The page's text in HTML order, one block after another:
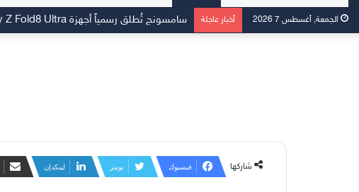
الجمعة, أغسطس 7 2026 أخبار عاجلة سامسونج تُطلق رسمياً أجهزة Galaxy Z Fold8 Ultra وFold8 وFlip8 وساعتي Watch Ultra2 وWatch9
شاركها فيسبوك تويتر لينكدإن